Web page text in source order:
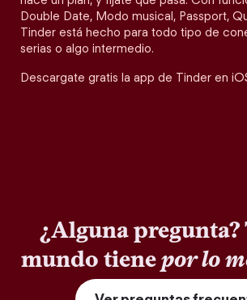
Double Date, Modo musical, Passport,
Tinder está hecho para todo tipo de
serias o algo intermedio.
Descargate gratis la app de Tinder en
¿Alguna pregunta?
mundo tienepor lo